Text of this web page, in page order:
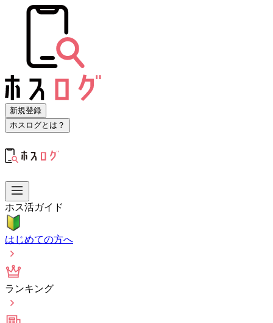
新規登録
ホスログとは？
ホス活ガイド
はじめての方へ
ランキング